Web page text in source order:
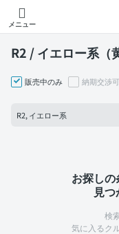
メニュー
R2 / イエロー系（
販売中のみ 納期交渉
R2, イエロー系
お探し
見
検
気に入るク